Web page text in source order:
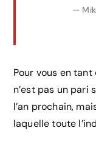
—
Pour vous en tant
n’est pas un pari
l’an prochain,
laquelle toute